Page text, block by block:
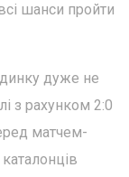
шанси пройти
дуже не
з рахунком 2:0
матчем-